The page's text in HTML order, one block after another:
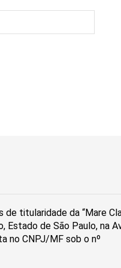
titularidade da “Mare
Estado de São Paulo, na
no CNPJ/MF sob o nº